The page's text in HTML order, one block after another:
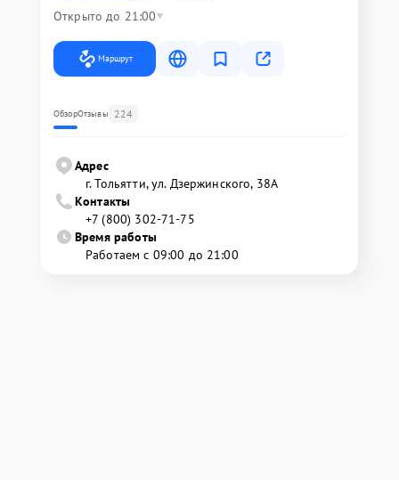
Открыто до 21:00
Маршрут
ОбзорОтзывы 224
Адрес
г. Тольятти, ул. Дзержинского, 38А
Контакты
+7 (800) 302-71-75
Время работы
Работаем с 09:00 до 21:00